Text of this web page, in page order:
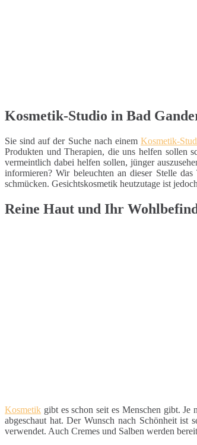
Kosmetik-Studio in Bad
Sie sind auf der Suche nach einem Kosmetik-
Produkten und Therapien, die uns helfen sollen
vermeintlich dabei helfen sollen, jünger
informieren? Wir beleuchten an dieser Stelle
schmücken. Gesichtskosmetik heutzutage ist
Reine Haut und Ihr
Kosmetik gibt es schon seit es Menschen gibt.
abgeschaut hat. Der Wunsch nach Schönheit ist
verwendet. Auch Cremes und Salben werden